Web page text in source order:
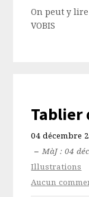
On peut y lire
VOBIS
Tablier
04 décembre
–MàJ : 04
Illustrations
Aucun